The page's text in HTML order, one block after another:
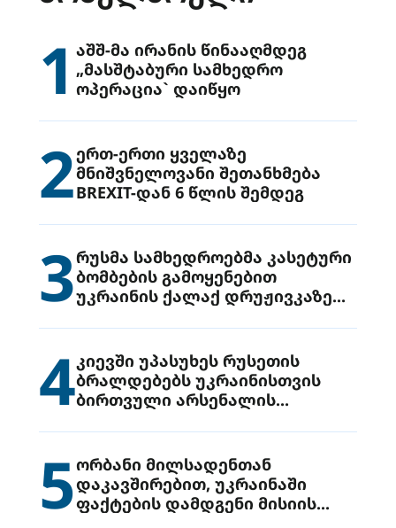
1 აშშ-მა ირანის წინააღმდეგ
„მასშტაბური სამხედრო
ოპერაცია` დაიწყო
2ერთ-ერთი ყველაზე
მნიშვნელოვანი შეთანხმება
BREXIT-დან 6 წლის შემდეგ
3რუსმა სამხედროებმა კასეტური
ბომბების გამოყენებით
უკრაინის ქალაქ დრუჟივკაზე
4კიევში უპასუხეს რუსეთის
ბრალდებებს უკრაინისთვის
ბირთვული არსენალის
5ორბანი მილსადენთან
დაკავშირებით, უკრაინაში
ფაქტების დამდგენი მისიის